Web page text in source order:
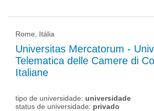
Rome, Itália
Universitas Mercatorum -
Telematica delle Camere di
Italiane
tipo de universidade: universidade
status de universidade: privado